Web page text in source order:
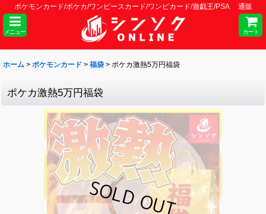
ポケモンカード/ポケカ/ワンピースカード/ワンピカード/遊戯王/PSA 通販
メニュー カート
ホーム > ポケモンカード > 福袋 > ポケカ激熱5万円福袋
ポケカ激熱5万円福袋